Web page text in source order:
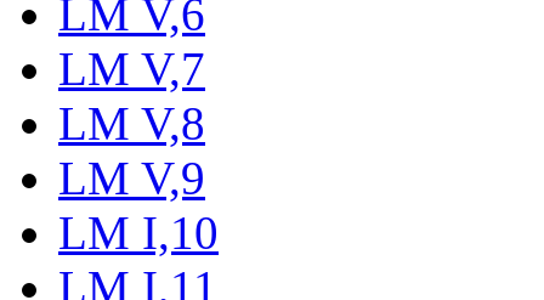
LM V,6
LM V,7
LM V,8
LM V,9
LM I,10
LM I,11